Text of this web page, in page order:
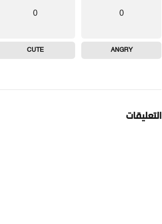
0
ANGRY
0
CUTE
التعليقات